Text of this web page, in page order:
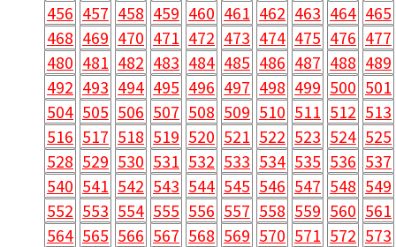
456 457 458 459 460 461 462 463 464 465
468 469 470 471 472 473 474 475 476 477
480 481 482 483 484 485 486 487 488 489
492 493 494 495 496 497 498 499 500 501
504 505 506 507 508 509 510 511 512 513
516 517 518 519 520 521 522 523 524 525
528 529 530 531 532 533 534 535 536 537
540 541 542 543 544 545 546 547 548 549
552 553 554 555 556 557 558 559 560 561
564 565 566 567 568 569 570 571 572 573